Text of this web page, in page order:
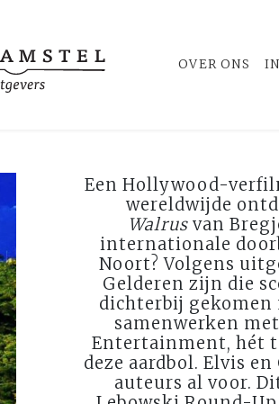
OVER ONS
Een Hollywood-
wereldwijde
Walrusvan
internationale
Noort? Volgens
Gelderen zijn die
dichterbij gekomen
samenwerken
Entertainment, hét
deze aardbol. Elvis
auteurs al voor.